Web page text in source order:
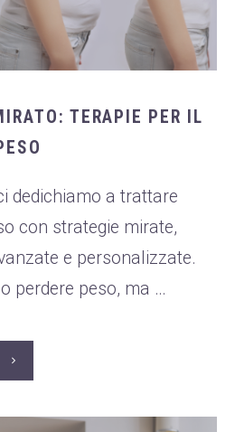
TERAPIE PER IL
dedichiamo a trattare
con strategie mirate,
e personalizzate.
perdere peso, ma …